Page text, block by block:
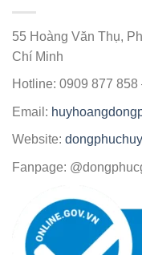
55 Hoàng Văn Thụ,
Chí Minh
Hotline: 0909 877
Email:
Website:
Fanpage: